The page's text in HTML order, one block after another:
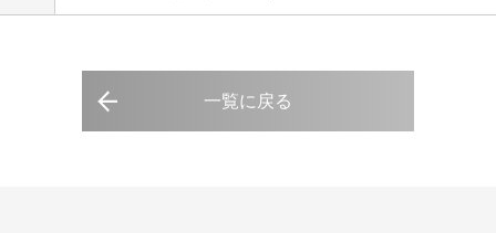
一覧に戻る